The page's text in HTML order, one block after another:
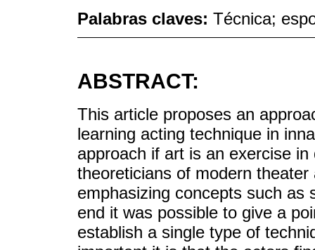
Palabras claves: Técnica;
ABSTRACT:
This article proposes an
learning acting technique in
approach if art is an exercise
theoreticians of modern
emphasizing concepts such as
end it was possible to give a
establish a single type of